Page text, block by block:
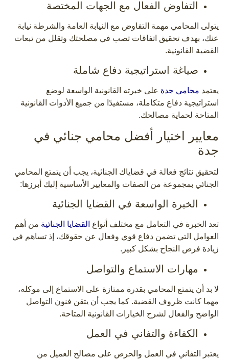
التفاوض الفعال مع الجهات المختصة
يتولى المحامي مهمة التفاوض مع النيابة العامة والشرطة نيابة
عنك، بهدف تحقيق اتفاقات تصب في مصلحتك وتقلل من تبعات
القضية القانونية.
صياغة استراتيجية دفاع شاملة
يعتمد محامي جدة على خبرته القانونية الواسعة لوضع
استراتيجية دفاع متكاملة، مستفيدًا من جميع الأدوات القانونية
المتاحة لحماية مصالحك.
معايير اختيار أفضل محامي جنائي في
جدة
لتحقيق نتائج فعالة في قضاياك الجنائية، يجب أن يتمتع المحامي
الجنائي بمجموعة من الصفات والمعايير الأساسية إليك أبرزها:
الخبرة الواسعة في القضايا الجنائية
تعد الخبرة في التعامل مع مختلف أنواع القضايا الجنائية من أهم
العوامل التي تضمن دفاع قوي وفعال عن حقوقك، إذ تساهم في
زيادة فرص النجاح بشكل كبير.
مهارات الاستماع والتواصل
لا بد أن يتمتع المحامي بقدرة ممتازة على الاستماع إلى موكله،
مهما كانت ظروف القضية. كما يجب أن يتقن فنون التواصل
الواضح والفعال لشرح الخيارات القانونية المتاحة.
الكفاءة والتفاني في العمل
يعتبر التفاني في العمل والحرص على مصالح العميل من